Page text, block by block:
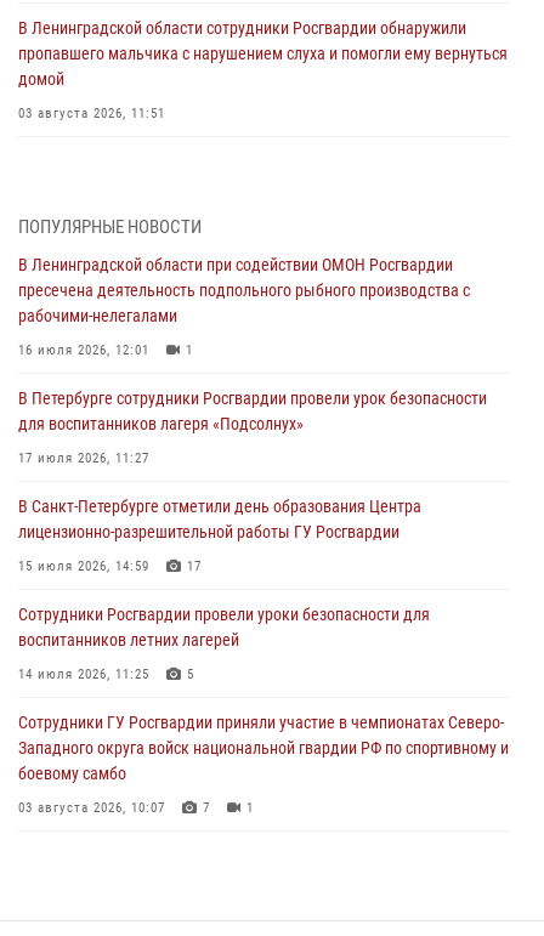
В Ленинградской области сотрудники Росгвардии обнаружили
пропавшего мальчика с нарушением слуха и помогли ему вернуться
домой
03 августа 2026, 11:51
03 августа 2026, 10:15 1
Сотрудники ГУ Росгвардии приняли участие в чемпионатах Северо-
Западного округа войск национальной гвардии РФ по спортивному и
боевому самбо
03 августа 2026, 10:07
В Ленобласти сотрудники ОМОН Росгвардии оказали содействие
полиции в проведении профилактического мероприятия
03 августа 2026, 09:16
В Петербурге сотрудники Росгвардии обеспечили правопорядок в
День Воздушно-десантных войск
02 августа 2026, 19:30 10
Сотрудники Росгвардии на Пушкинской улице задержали двух
граждан, подозреваемых в попытке поджога одного из баров в
центре города
ПОПУЛЯРНЫЕ НОВОСТИ
В Ленинградской области при содействии ОМОН Росгвардии
пресечена деятельность подпольного рыбного производства с
рабочими-нелегалами
16 июля 2026, 12:01 1
В Петербурге сотрудники Росгвардии провели урок безопасности
для воспитанников лагеря «Подсолнух»
17 июля 2026, 11:27
В Санкт-Петербурге отметили день образования Центра
лицензионно-разрешительной работы ГУ Росгвардии
15 июля 2026, 14:59 17
Сотрудники Росгвардии провели уроки безопасности для
воспитанников летних лагерей
14 июля 2026, 11:25 5
Сотрудники ГУ Росгвардии приняли участие в чемпионатах Северо-
Западного округа войск национальной гвардии РФ по спортивному и
боевому самбо
03 августа 2026, 10:07 7 1